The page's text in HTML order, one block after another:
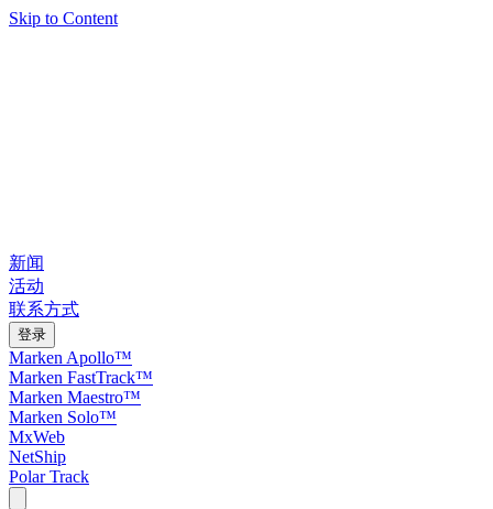
Skip to Content
新闻
活动
联系方式
登录
Marken Apollo™
Marken FastTrack™
Marken Maestro™
Marken Solo™
MxWeb
NetShip
Polar Track